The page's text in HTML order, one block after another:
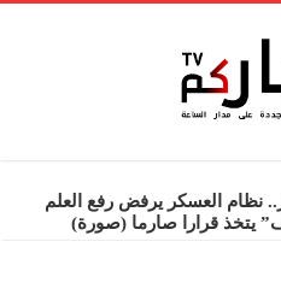
نظام العسكر يرفض رفع العلم